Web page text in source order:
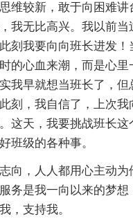
维较新，敢于向困难讲
我无比高兴。我以前当
刻我要向向班长进发！
的心血来潮，而是心里
我早就想当班长了，但
刻，我自信了，上次我
这天，我要挑战班长
班级的各种事。
向，人人都用心主动
务是我一向以来的梦想
，支持我。